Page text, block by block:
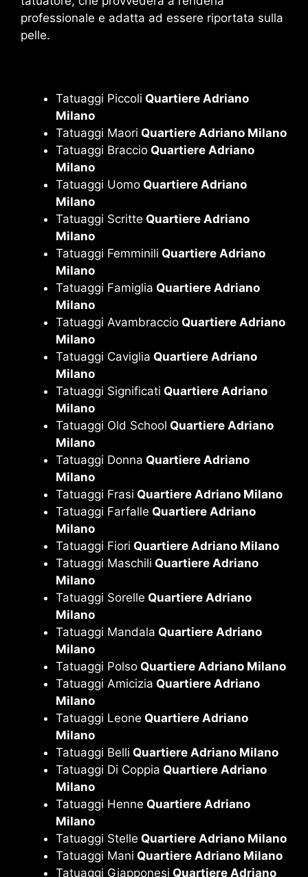
professionale e adatta ad essere riportata sulla
pelle.
Tatuaggi Piccoli Quartiere Adriano
Milano
Tatuaggi Maori Quartiere Adriano Milano
Tatuaggi Braccio Quartiere Adriano
Milano
Tatuaggi Uomo Quartiere Adriano
Milano
Tatuaggi Scritte Quartiere Adriano
Milano
Tatuaggi Femminili Quartiere Adriano
Milano
Tatuaggi Famiglia Quartiere Adriano
Milano
Tatuaggi Avambraccio Quartiere Adriano
Milano
Tatuaggi Caviglia Quartiere Adriano
Milano
Tatuaggi Significati Quartiere Adriano
Milano
Tatuaggi Old School Quartiere Adriano
Milano
Tatuaggi Donna Quartiere Adriano
Milano
Tatuaggi Frasi Quartiere Adriano Milano
Tatuaggi Farfalle Quartiere Adriano
Milano
Tatuaggi Fiori Quartiere Adriano Milano
Tatuaggi Maschili Quartiere Adriano
Milano
Tatuaggi Sorelle Quartiere Adriano
Milano
Tatuaggi Mandala Quartiere Adriano
Milano
Tatuaggi Polso Quartiere Adriano Milano
Tatuaggi Amicizia Quartiere Adriano
Milano
Tatuaggi Leone Quartiere Adriano
Milano
Tatuaggi Belli Quartiere Adriano Milano
Tatuaggi Di Coppia Quartiere Adriano
Milano
Tatuaggi Henne Quartiere Adriano
Milano
Tatuaggi Stelle Quartiere Adriano Milano
Tatuaggi Mani Quartiere Adriano Milano
Tatuaggi Giapponesi Quartiere Adriano